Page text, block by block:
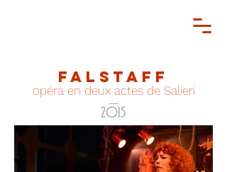
Falstaff
opéra en deux actes de Salieri
—
2015